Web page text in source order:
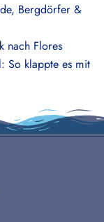
Bergdörfer &
nach Flores
So klappte es mit